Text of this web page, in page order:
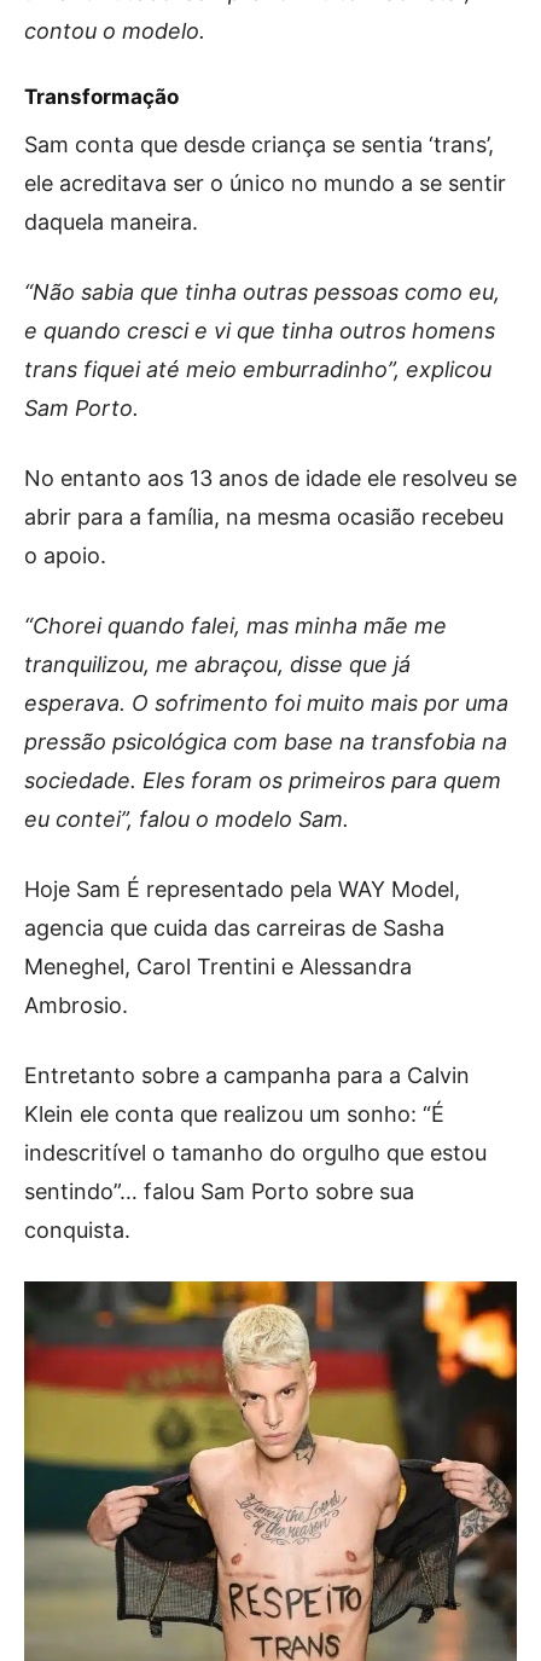
contou o modelo.
Transformação
Sam conta que desde criança se sentia ‘trans’,
ele acreditava ser o único no mundo a se sentir
daquela maneira.
“Não sabia que tinha outras pessoas como eu,
e quando cresci e vi que tinha outros homens
trans fiquei até meio emburradinho”, explicou
Sam Porto.
No entanto aos 13 anos de idade ele resolveu se
abrir para a família, na mesma ocasião recebeu
o apoio.
“Chorei quando falei, mas minha mãe me
tranquilizou, me abraçou, disse que já
esperava. O sofrimento foi muito mais por uma
pressão psicológica com base na transfobia na
sociedade. Eles foram os primeiros para quem
eu contei”, falou o modelo Sam.
Hoje Sam É representado pela WAY Model,
agencia que cuida das carreiras de Sasha
Meneghel, Carol Trentini e Alessandra
Ambrosio.
Entretanto sobre a campanha para a Calvin
Klein ele conta que realizou um sonho: “É
indescritível o tamanho do orgulho que estou
sentindo”… falou Sam Porto sobre sua
conquista.